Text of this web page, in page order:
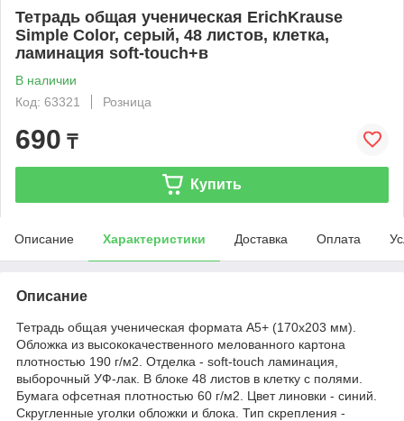
Тетрадь общая ученическая ErichKrause
Simple Color, серый, 48 листов, клетка,
ламинация soft-touch+в
В наличии
Код: 63321
Розница
690 ₸
Купить
Описание Характеристики Доставка Оплата
Описание
Тетрадь общая ученическая формата А5+ (170х203 мм).
Обложка из высококачественного мелованного картона
плотностью 190 г/м2. Отделка - soft-touch ламинация,
выборочный УФ-лак. В блоке 48 листов в клетку с полями.
Бумага офсетная плотностью 60 г/м2. Цвет линовки - синий.
Скругленные уголки обложки и блока. Тип скрепления -